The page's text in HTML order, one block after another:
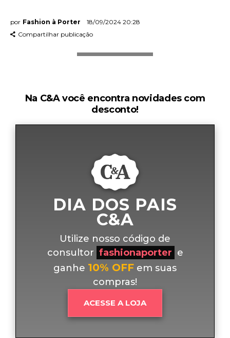
por Fashion à Porter
18/09/2024 20:28
Compartilhar publicação
Na C&A você encontra novidades com
desconto!
DIA DOS PAIS
C&A
Utilize nosso código de
consultor fashionaporter e
ganhe 10% OFF em suas
compras!
ACESSE A LOJA